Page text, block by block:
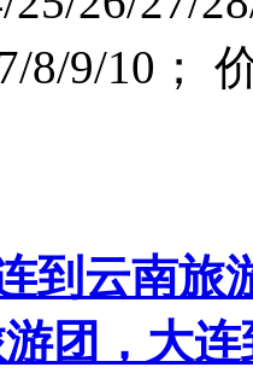
8/9/10；
到云南旅
团，大